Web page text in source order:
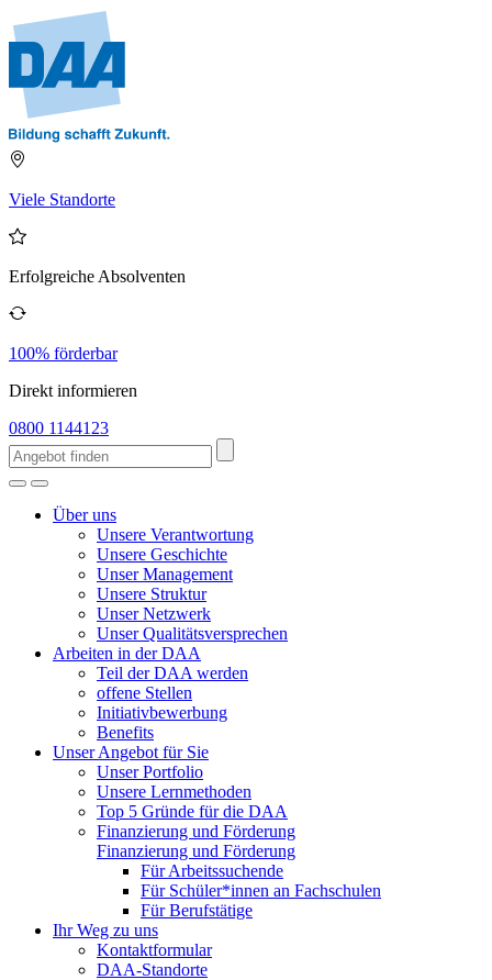
Viele Standorte
Erfolgreiche Absolventen
100% förderbar
Direkt informieren
0800 1144123
Über uns
Unsere Verantwortung
Unsere Geschichte
Unser Management
Unsere Struktur
Unser Netzwerk
Unser Qualitätsversprechen
Arbeiten in der DAA
Teil der DAA werden
offene Stellen
Initiativbewerbung
Benefits
Unser Angebot für Sie
Unser Portfolio
Unsere Lernmethoden
Top 5 Gründe für die DAA
Finanzierung und Förderung
Finanzierung und Förderung
Für Arbeitssuchende
Für Schüler*innen an Fachschulen
Für Berufstätige
Ihr Weg zu uns
Kontaktformular
DAA-Standorte